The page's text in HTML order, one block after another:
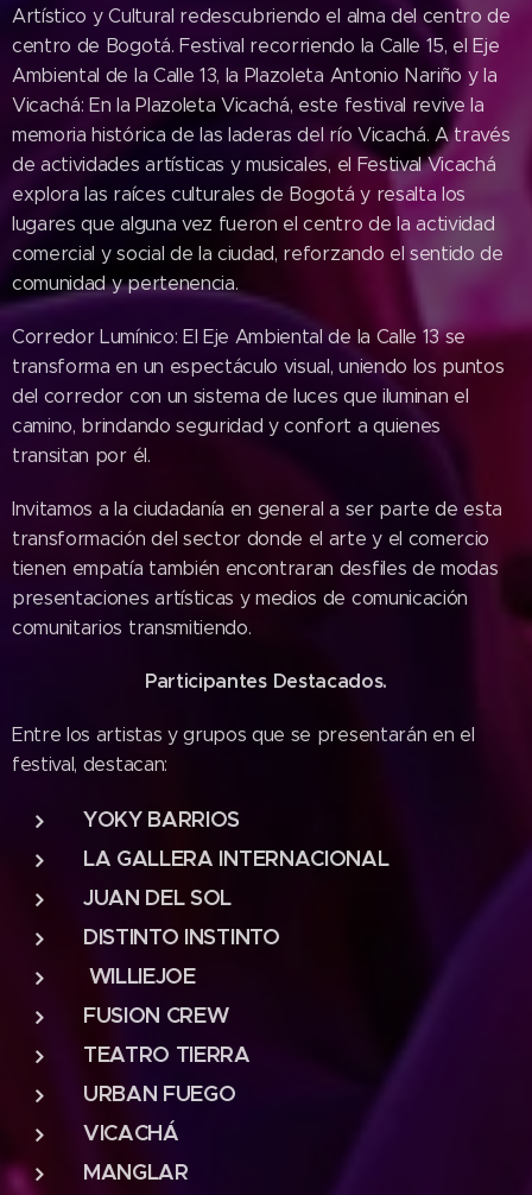
Artístico y Cultural redescubriendo el alma del centro de
centro de Bogotá. Festival recorriendo la Calle 15, el Eje
Ambiental de la Calle 13, la Plazoleta Antonio Nariño y la
Vicachá: En la Plazoleta Vicachá, este festival revive la
memoria histórica de las laderas del río Vicachá. A través
de actividades artísticas y musicales, el Festival Vicachá
explora las raíces culturales de Bogotá y resalta los
lugares que alguna vez fueron el centro de la actividad
comercial y social de la ciudad, reforzando el sentido de
comunidad y pertenencia.
Corredor Lumínico: El Eje Ambiental de la Calle 13 se
transforma en un espectáculo visual, uniendo los puntos
del corredor con un sistema de luces que iluminan el
camino, brindando seguridad y confort a quienes
transitan por él.
Invitamos a la ciudadanía en general a ser parte de esta
transformación del sector donde el arte y el comercio
tienen empatía también encontraran desfiles de modas
presentaciones artísticas y medios de comunicación
comunitarios transmitiendo.
Participantes Destacados.
Entre los artistas y grupos que se presentarán en el
festival, destacan:
YOKY BARRIOS
LA GALLERA INTERNACIONAL
JUAN DEL SOL
DISTINTO INSTINTO
WILLIEJOE
FUSION CREW
TEATRO TIERRA
URBAN FUEGO
VICACHÁ
MANGLAR